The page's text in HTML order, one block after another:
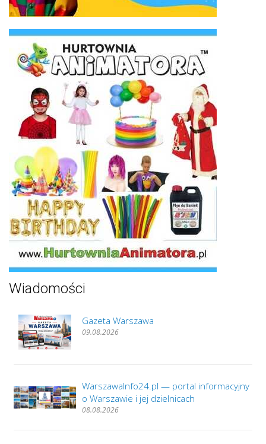
Wiadomości
Gazeta Warszawa
09.08.2026
WarszawaInfo24.pl — portal informacyjny
o Warszawie i jej dzielnicach
08.08.2026